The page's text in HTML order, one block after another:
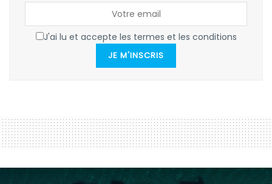
J'ai lu et accepte les termes et les conditions
JE M'INSCRIS